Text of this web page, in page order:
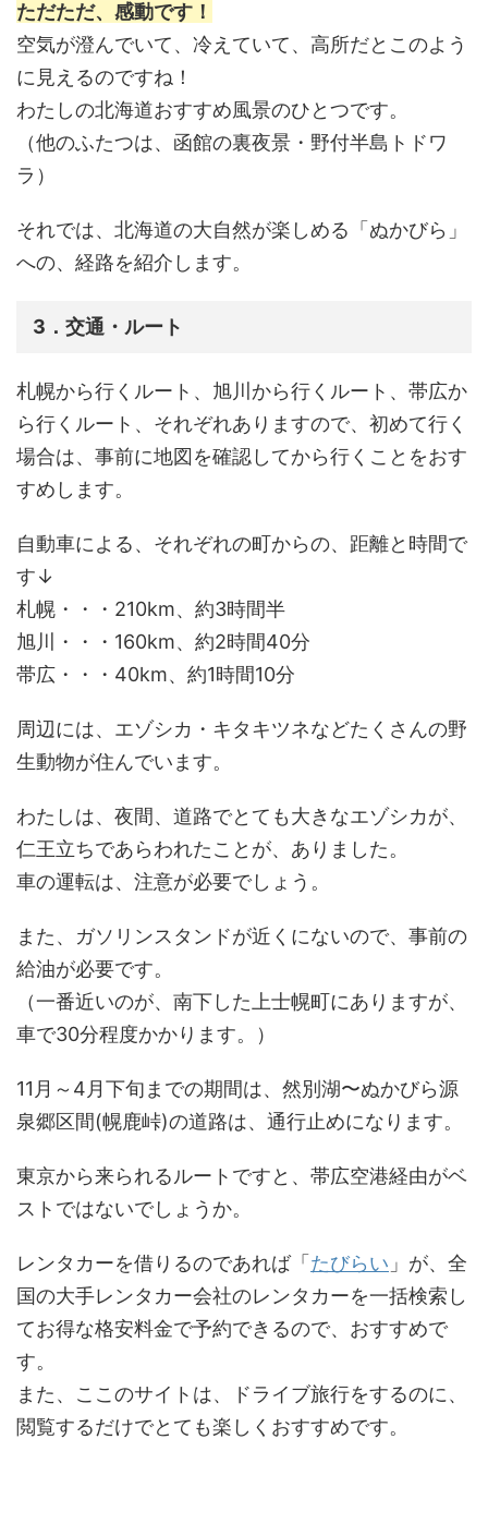
ただただ、感動です！
空気が澄んでいて、冷えていて、高所だとこのよう
に見えるのですね！
わたしの北海道おすすめ風景のひとつです。
（他のふたつは、函館の裏夜景・野付半島トドワ
ラ）
それでは、北海道の大自然が楽しめる「ぬかびら」
への、経路を紹介します。
3．交通・ルート
札幌から行くルート、旭川から行くルート、帯広か
ら行くルート、それぞれありますので、初めて行く
場合は、事前に地図を確認してから行くことをおす
すめします。
自動車による、それぞれの町からの、距離と時間で
す↓
札幌・・・210km、約3時間半
旭川・・・160km、約2時間40分
帯広・・・40km、約1時間10分
周辺には、エゾシカ・キタキツネなどたくさんの野
生動物が住んでいます。
わたしは、夜間、道路でとても大きなエゾシカが、
仁王立ちであらわれたことが、ありました。
車の運転は、注意が必要でしょう。
また、ガソリンスタンドが近くにないので、事前の
給油が必要です。
（一番近いのが、南下した上士幌町にありますが、
車で30分程度かかります。）
11月～4月下旬までの期間は、然別湖〜ぬかびら源
泉郷区間(幌鹿峠)の道路は、通行止めになります。
東京から来られるルートですと、帯広空港経由がベ
ストではないでしょうか。
レンタカーを借りるのであれば「たびらい 」が、全
国の大手レンタカー会社のレンタカーを一括検索し
てお得な格安料金で予約できるので、おすすめで
す。
また、ここのサイトは、ドライブ旅行をするのに、
閲覧するだけでとても楽しくおすすめです。